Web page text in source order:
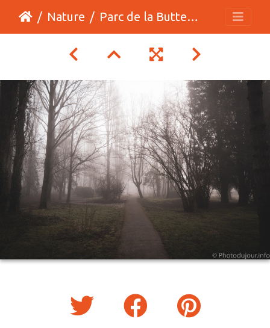
Nature Parc de la Butte à Leers sous le brouillard